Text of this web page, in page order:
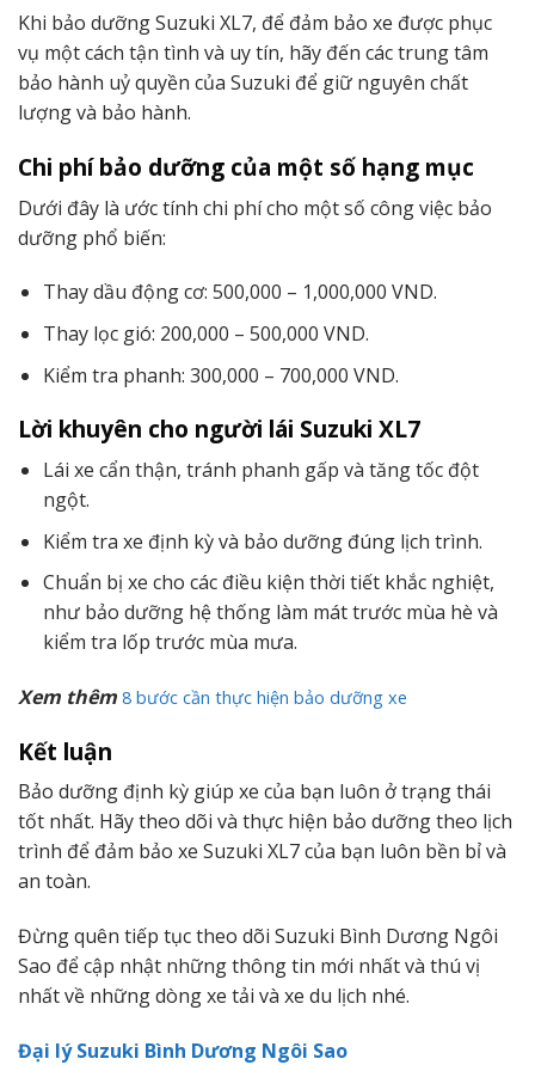
Khi bảo dưỡng Suzuki XL7, để đảm bảo xe được phục
vụ một cách tận tình và uy tín, hãy đến các trung tâm
bảo hành uỷ quyền của Suzuki để giữ nguyên chất
lượng và bảo hành.
Chi phí bảo dưỡng của một số hạng mục
Dưới đây là ước tính chi phí cho một số công việc bảo
dưỡng phổ biến:
Thay dầu động cơ: 500,000 – 1,000,000 VND.
Thay lọc gió: 200,000 – 500,000 VND.
Kiểm tra phanh: 300,000 – 700,000 VND.
Lời khuyên cho người lái Suzuki XL7
Lái xe cẩn thận, tránh phanh gấp và tăng tốc đột
ngột.
Kiểm tra xe định kỳ và bảo dưỡng đúng lịch trình.
Chuẩn bị xe cho các điều kiện thời tiết khắc nghiệt,
như bảo dưỡng hệ thống làm mát trước mùa hè và
kiểm tra lốp trước mùa mưa.
Xem thêm 8 bước cần thực hiện bảo dưỡng xe
Kết luận
Bảo dưỡng định kỳ giúp xe của bạn luôn ở trạng thái
tốt nhất. Hãy theo dõi và thực hiện bảo dưỡng theo lịch
trình để đảm bảo xe Suzuki XL7 của bạn luôn bền bỉ và
an toàn.
Đừng quên tiếp tục theo dõi Suzuki Bình Dương Ngôi
Sao để cập nhật những thông tin mới nhất và thú vị
nhất về những dòng xe tải và xe du lịch nhé.
Đại lý Suzuki Bình Dương Ngôi Sao